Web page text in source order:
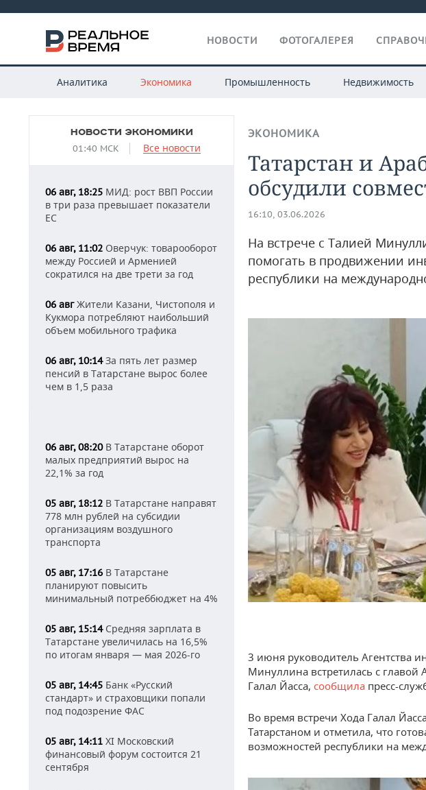
НОВОСТИ ФОТОГАЛЕРЕЯ
Аналитика Экономика Промышленность Недвижимость
НОВОСТИ ЭКОНОМИКИ
01:40 МСК Все новости
06 авг, 18:25 МИД: рост ВВП России
в три раза превышает показатели
ЕС
06 авг, 11:02 Оверчук: товарооборот
между Россией и Арменией
сократился на две трети за год
06 авгЖители Казани, Чистополя и
Кукмора потребляют наибольший
объем мобильного трафика
06 авг, 10:14За пять лет размер
пенсий в Татарстане вырос более
чем в 1,5 раза
06 авг, 08:20В Татарстане оборот
малых предприятий вырос на
22,1% за год
05 авг, 18:12 В Татарстане направят
778 млн рублей на субсидии
организациям воздушного
транспорта
05 авг, 17:16 В Татарстане
планируют повысить
минимальный потреббюджет на 4%
05 авг, 15:14Средняя зарплата в
Татарстане увеличилась на 16,5%
по итогам января — мая 2026-го
05 авг, 14:45 Банк «Русский
стандарт» и страховщики попали
под подозрение ФАС
05 авг, 14:11 XI Московский
финансовый форум состоится 21
сентября
ЭКОНОМИКА
Татарстан и
обсудили
16:10, 03.06.2026
На встрече с Талией
помогать в продвижении
республики на
3 июня руководитель Агентства
Минуллина встретилась с
Галал Йасса, сообщила пресс-
Во время встречи Хода Галал
Татарстаном и отметила, что
возможностей республики на